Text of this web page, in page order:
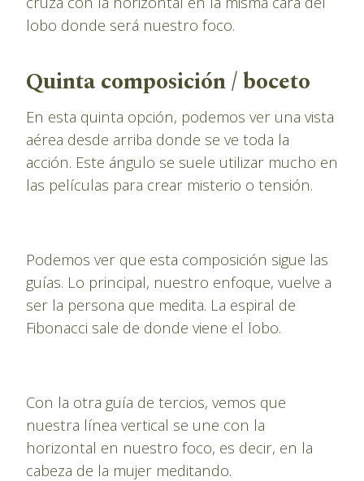
lobo donde será nuestro foco.
Quinta composición / boceto
En esta quinta opción, podemos ver una vista
aérea desde arriba donde se ve toda la
acción. Este ángulo se suele utilizar mucho en
las películas para crear misterio o tensión.
Podemos ver que esta composición sigue las
guías. Lo principal, nuestro enfoque, vuelve a
ser la persona que medita. La espiral de
Fibonacci sale de donde viene el lobo.
Con la otra guía de tercios, vemos que
nuestra línea vertical se une con la
horizontal en nuestro foco, es decir, en la
cabeza de la mujer meditando.